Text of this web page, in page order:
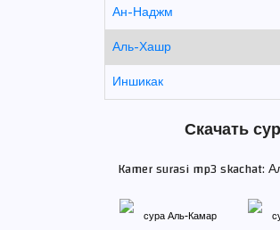
Ан-Наджм
Аль-Хашр
Иншикак
Скачать
Kamer surasi mp3 skachat: